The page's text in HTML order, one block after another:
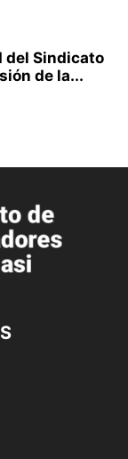
del Sindicato
de la...